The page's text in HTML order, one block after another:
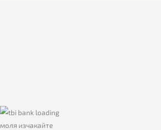
моля изчакайте